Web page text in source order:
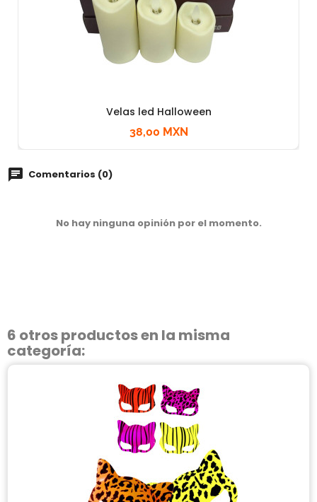
Velas led Halloween
38,00 MXN
Comentarios (0)
No hay ninguna opinión por el momento.
6 otros productos en la misma
categoría: